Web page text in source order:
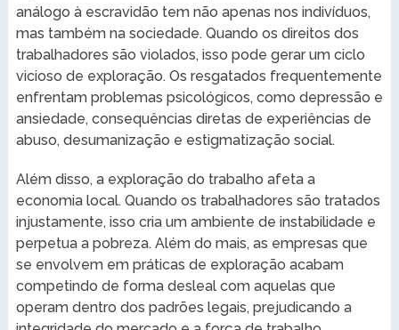
análogo à escravidão tem não apenas nos indivíduos,
mas também na sociedade. Quando os direitos dos
trabalhadores são violados, isso pode gerar um ciclo
vicioso de exploração. Os resgatados frequentemente
enfrentam problemas psicológicos, como depressão e
ansiedade, consequências diretas de experiências de
abuso, desumanização e estigmatização social.
Além disso, a exploração do trabalho afeta a
economia local. Quando os trabalhadores são tratados
injustamente, isso cria um ambiente de instabilidade e
perpetua a pobreza. Além do mais, as empresas que
se envolvem em práticas de exploração acabam
competindo de forma desleal com aquelas que
operam dentro dos padrões legais, prejudicando a